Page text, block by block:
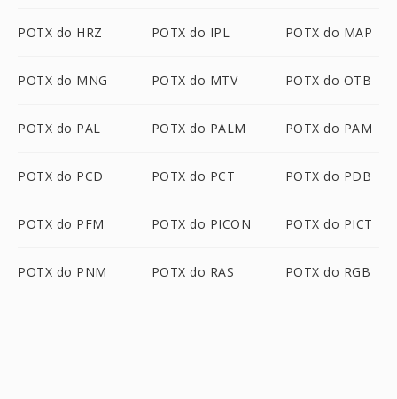
POTX do HRZ POTX do IPL POTX do MAP
POTX do MNG POTX do MTV POTX do OTB
POTX do PAL POTX do PALM POTX do PAM
POTX do PCD POTX do PCT POTX do PDB
POTX do PFM POTX do PICON POTX do PICT
POTX do PNM POTX do RAS POTX do RGB